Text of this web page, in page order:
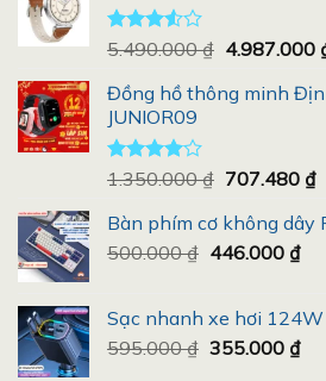
Được
hạng
3.50 5
sao
5.490.000₫ Giá
là:
4.987.000
Đồng hồ thông minh
JUNIOR09
Được
4.00
sao
1.350.000₫ Giá
là:
1.350.000 ₫.
707.480 ₫
Bàn phím cơ không dây
500.000₫ Giá
500.000 ₫.
446.000 ₫Giá
là:
Sạc nhanh xe hơi
595.000₫ Giá
355.000 ₫Giá